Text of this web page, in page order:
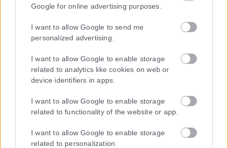
Google for online advertising purposes.
I want to allow Google to send me
personalized advertising.
I want to allow Google to enable storage
related to analytics like cookies on web or
device identifiers in apps.
I want to allow Google to enable storage
related to functionality of the website or app.
I want to allow Google to enable storage
related to personalization.